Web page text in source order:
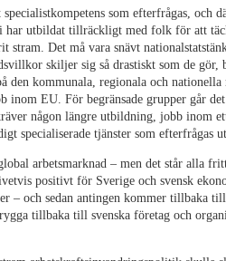
som efterfrågas, och
utbildat tillräckligt med folk för att
stram. Det må vara snävt
skiljer sig så drastiskt som de gör,
den kommunala, regionala och
inom EU. För begränsade grupper går
någon längre utbildning, jobb inom
specialiserade tjänster som efterfrågas
arbetsmarknad – men det står alla
positivt för Sverige och svensk
– och sedan antingen kommer tillbaka
tillbaka till svenska företag och